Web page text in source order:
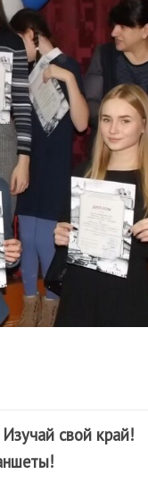
свой край!